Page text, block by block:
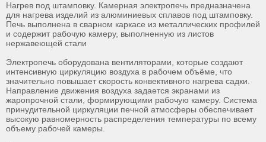
Нагрев под штамповку. Камерная электропечь предназначена
для нагрева изделий из алюминиевых сплавов под штамповку.
Печь выполнена в сварном каркасе из металлических профилей
и содержит рабочую камеру, выполненную из листов
нержавеющей стали
Электропечь оборудована вентиляторами, которые создают
интенсивную циркуляцию воздуха в рабочем объёме, что
значительно повышает скорость конвективного нагрева садки.
Направление движения воздуха задается экранами из
жаропрочной стали, формирующими рабочую камеру. Система
принудительной циркуляции печной атмосферы обеспечивает
высокую равномерность распределения температуры по всему
объему рабочей камеры.